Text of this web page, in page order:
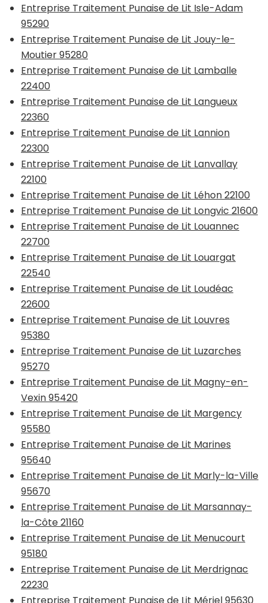
Entreprise Traitement Punaise de Lit Isle-Adam
95290
Entreprise Traitement Punaise de Lit Jouy-le-
Moutier 95280
Entreprise Traitement Punaise de Lit Lamballe
22400
Entreprise Traitement Punaise de Lit Langueux
22360
Entreprise Traitement Punaise de Lit Lannion
22300
Entreprise Traitement Punaise de Lit Lanvallay
22100
Entreprise Traitement Punaise de Lit Léhon 22100
Entreprise Traitement Punaise de Lit Longvic 21600
Entreprise Traitement Punaise de Lit Louannec
22700
Entreprise Traitement Punaise de Lit Louargat
22540
Entreprise Traitement Punaise de Lit Loudéac
22600
Entreprise Traitement Punaise de Lit Louvres
95380
Entreprise Traitement Punaise de Lit Luzarches
95270
Entreprise Traitement Punaise de Lit Magny-en-
Vexin 95420
Entreprise Traitement Punaise de Lit Margency
95580
Entreprise Traitement Punaise de Lit Marines
95640
Entreprise Traitement Punaise de Lit Marly-la-Ville
95670
Entreprise Traitement Punaise de Lit Marsannay-
la-Côte 21160
Entreprise Traitement Punaise de Lit Menucourt
95180
Entreprise Traitement Punaise de Lit Merdrignac
22230
Entreprise Traitement Punaise de Lit Mériel 95630